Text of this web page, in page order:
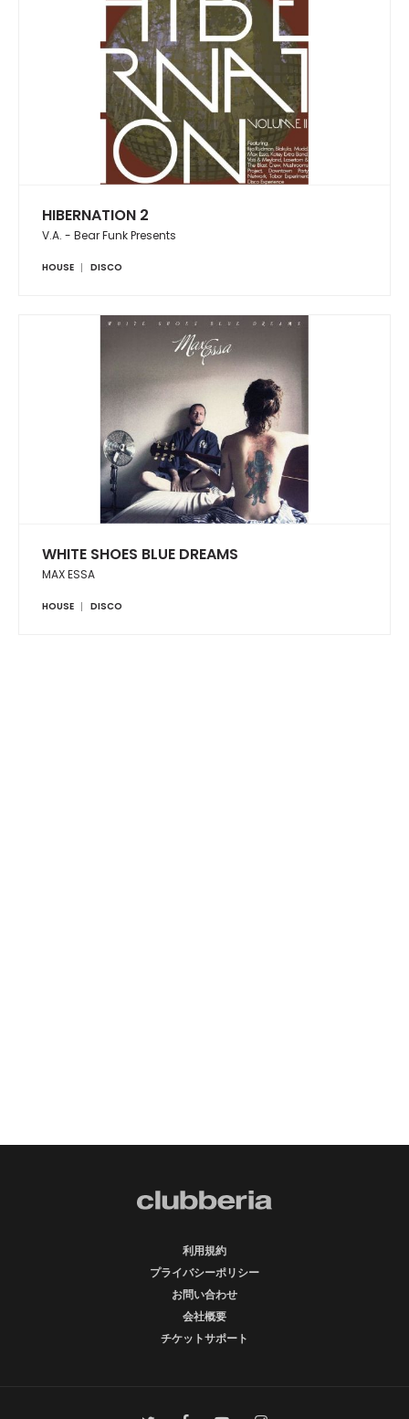
HIBERNATION 2
V.A. - Bear Funk Presents
HOUSE DISCO
WHITE SHOES BLUE DREAMS
MAX ESSA
HOUSE DISCO
利用規約
プライバシーポリシー
お問い合わせ
会社概要
チケットサポート